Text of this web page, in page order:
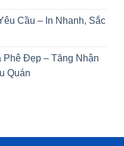
Cầu – In Nhanh, Sắc
Đẹp – Tăng Nhận
Quán